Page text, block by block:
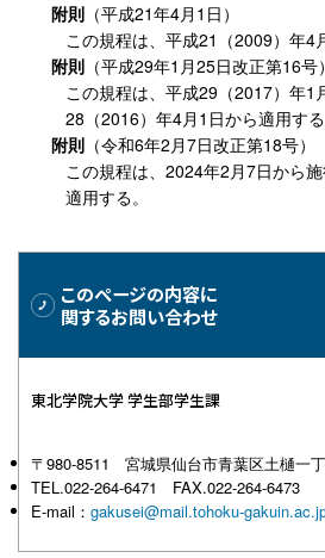
附則 （平成21年4月1日）
この規程は、平成21（2009）年4
附則 （平成29年1月25日改正第16号）
この規程は、平成29（2017）年1
28（2016）年4月1日から適用する
附則 （令和6年2月7日改正第18号）
この規程は、2024年2月7日から
適用する。
このページの内容に
関するお問い合わせ
東北学院大学 学生部学生課
〒980-8511 宮城県仙台市青葉区土樋一
TEL.022-264-6471 FAX.022-264-6473
E-mail： gakusei@mail.tohoku-